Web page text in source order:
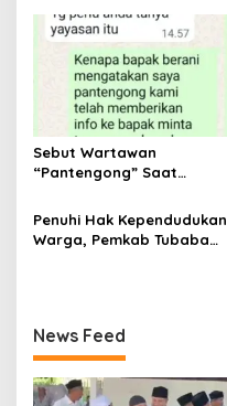
Sebut Wartawan
“Pantengong” Saat
Diduga Langgar Hukum &
Etika, DPR‑Provinsi,
Gubernur dan PLLDA
Penuhi Hak Kependudukan
Warga, Pemkab Tubaba
News Feed